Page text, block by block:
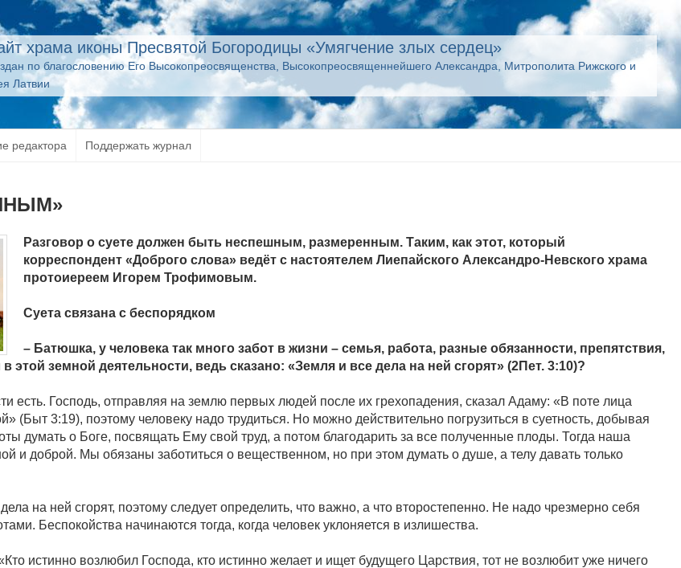
храма иконы Пресвятой Богородицы «Умягчение злых сердец»
по благословению Его Высокопреосвященства, Высокопреосвященнейшего Александра, Митрополита Рижского и
Латвии
редактора Поддержать журнал
Разговор о суете должен быть неспешным, размеренным. Таким, как этот, который
корреспондент «Доброго слова» ведёт с настоятелем Лиепайского Александро-Невского храма
протоиереем Игорем Трофимовым.
Суета связана с беспорядком
– Батюшка, у человека так много забот в жизни – семья, работа, разные обязанности, препятствия,
этой земной деятельности, ведь сказано: «Земля и все дела на ней сгорят» (2Пет. 3:10)?
есть. Господь, отправляя на землю первых людей после их грехопадения, сказал Адаму: «В поте лица
(Быт 3:19), поэтому человеку надо трудиться. Но можно действительно погрузиться в суетность, добывая
думать о Боге, посвящать Ему свой труд, а потом благодарить за все полученные плоды. Тогда наша
и доброй. Мы обязаны заботиться о вещественном, но при этом думать о душе, а телу давать только
на ней сгорят, поэтому следует определить, что важно, а что второстепенно. Не надо чрезмерно себя
Беспокойства начинаются тогда, когда человек уклоняется в излишества.
истинно возлюбил Господа, кто истинно желает и ищет будущего Царствия, тот не возлюбит уже ничего